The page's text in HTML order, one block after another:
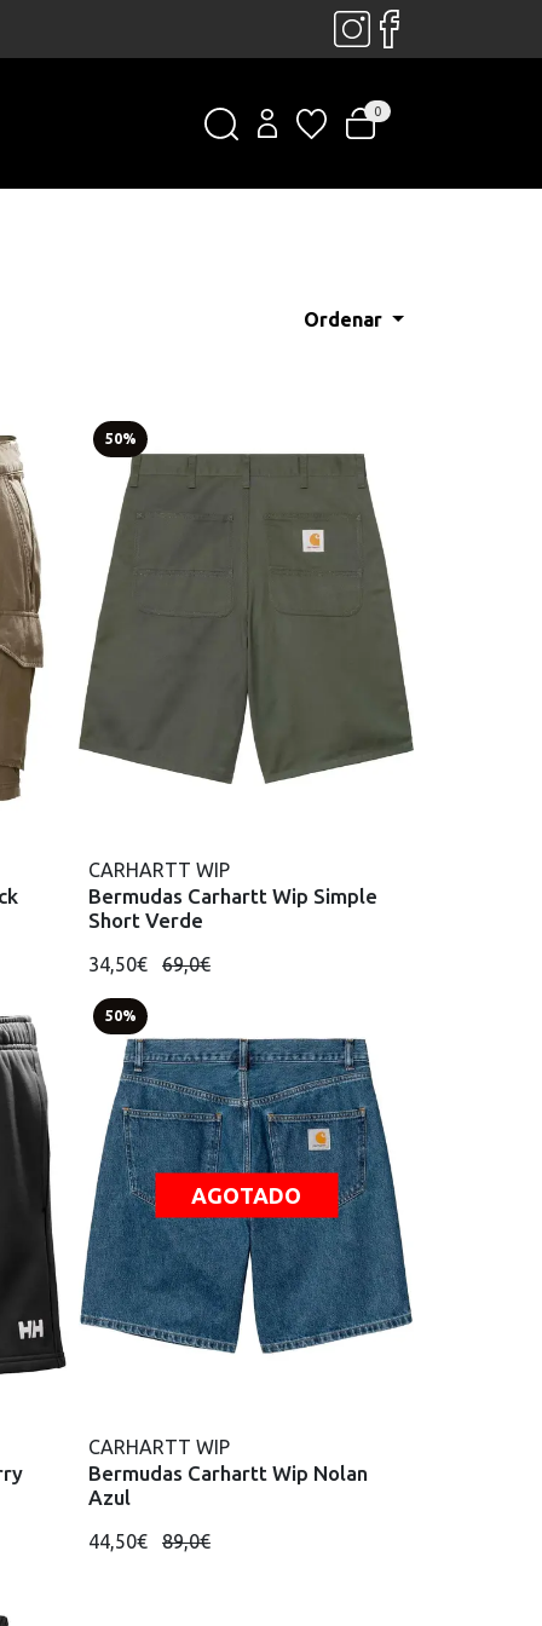
0
Ordenar
50%
CARHARTT WIP
Bermudas Carhartt Wip Simple
Short Verde
34,50€ 69,0€
50%
AGOTADO
CARHARTT WIP
Bermudas Carhartt Wip Nolan
Azul
44,50€ 89,0€